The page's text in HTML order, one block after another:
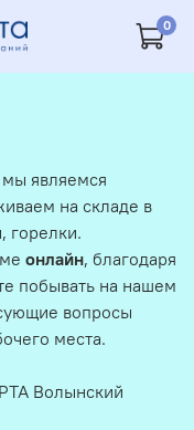
0
являемся
на складе в
горелки.
онлайн, благодаря
побывать на нашем
вопросы
места.
Волынский